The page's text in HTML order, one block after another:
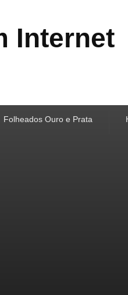
Internet
Folheados Ouro e Prata